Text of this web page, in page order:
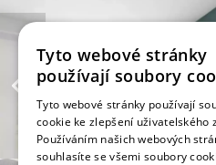
Tyto webové stránky
používají soubory
Tyto webové stránky používají
cookie ke zlepšení uživatelského
Používáním našich webových
souhlasíte se všemi soubory